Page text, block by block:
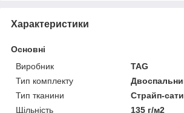
Характеристики
Основні
Виробник
TAG
Тип комплекту
Тип тканини
Страйп-
Щільність
135 г/м2